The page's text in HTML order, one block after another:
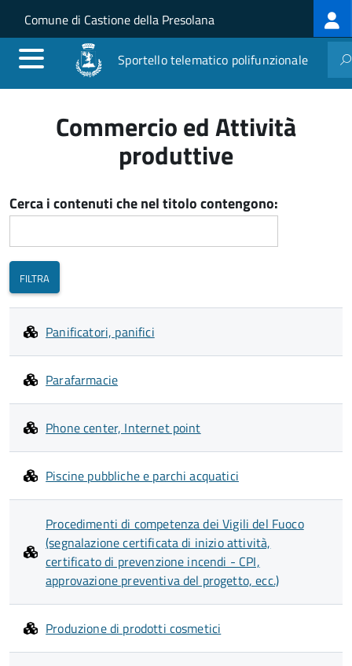
Salta al contenuto principale
Skip to site navigation
Comune di Castione della Presolana
Sportello telematico polifunzionale
Commercio ed Attività
produttive
Cerca i contenuti che nel titolo contengono:
Panificatori, panifici
Parafarmacie
Phone center, Internet point
Piscine pubbliche e parchi acquatici
Procedimenti di competenza dei Vigili del Fuoco
(segnalazione certificata di inizio attività,
certificato di prevenzione incendi - CPI,
approvazione preventiva del progetto, ecc.)
Produzione di prodotti cosmetici